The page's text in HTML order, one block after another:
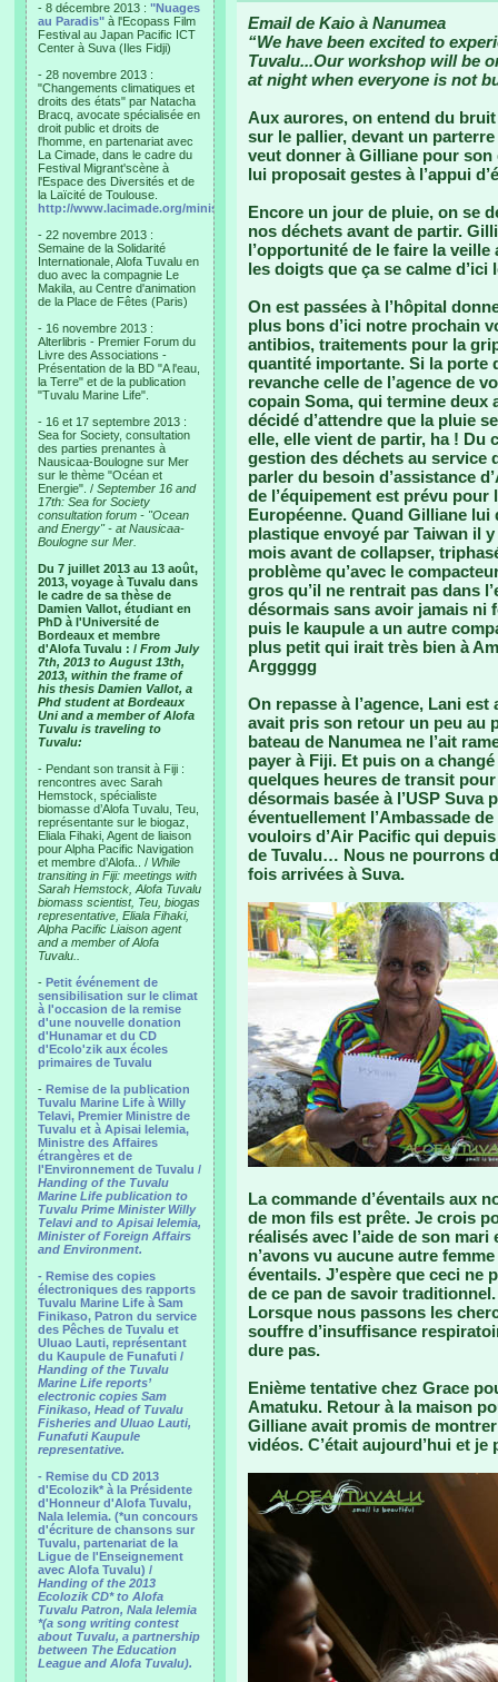
- 8 décembre 2013 : "Nuages
au Paradis" à l'Ecopass Film
Festival au Japan Pacific ICT
Center à Suva (Iles Fidji)
- 28 novembre 2013 :
"Changements climatiques et
droits des états" par Natacha
Bracq, avocate spécialisée en
droit public et droits de
l'homme, en partenariat avec
La Cimade, dans le cadre du
Festival Migrant'scène à
l'Espace des Diversités et de
la Laïcité de Toulouse.
http://www.lacimade.org/minisites/migrantscene
- 22 novembre 2013 :
Semaine de la Solidarité
Internationale, Alofa Tuvalu en
duo avec la compagnie Le
Makila, au Centre d'animation
de la Place de Fêtes (Paris)
- 16 novembre 2013 :
Alterlibris - Premier Forum du
Livre des Associations -
Présentation de la BD "A l'eau,
la Terre" et de la publication
"Tuvalu Marine Life".
- 16 et 17 septembre 2013 :
Sea for Society, consultation
des parties prenantes à
Nausicaa-Boulogne sur Mer
sur le thème "Océan et
Energie". / September 16 and
17th: Sea for Society
consultation forum - "Ocean
and Energy" - at Nausicaa-
Boulogne sur Mer.
Du 7 juillet 2013 au 13 août,
2013, voyage à Tuvalu dans
le cadre de sa thèse de
Damien Vallot, étudiant en
PhD à l'Université de
Bordeaux et membre
d'Alofa Tuvalu : / From July
7th, 2013 to August 13th,
2013, within the frame of
his thesis Damien Vallot, a
Phd student at Bordeaux
Uni and a member of Alofa
Tuvalu is traveling to
Tuvalu:
- Pendant son transit à Fiji :
rencontres avec Sarah
Hemstock, spécialiste
biomasse d’Alofa Tuvalu, Teu,
représentante sur le biogaz,
Eliala Fihaki, Agent de liaison
pour Alpha Pacific Navigation
et membre d’Alofa.. / While
transiting in Fiji: meetings with
Sarah Hemstock, Alofa Tuvalu
biomass scientist, Teu, biogas
representative, Eliala Fihaki,
Alpha Pacific Liaison agent
and a member of Alofa
Tuvalu..
- Petit événement de
sensibilisation sur le climat
à l'occasion de la remise
d'une nouvelle donation
d'Hunamar et du CD
d'Ecolo'zik aux écoles
primaires de Tuvalu
- Remise de la publication
Tuvalu Marine Life à Willy
Telavi, Premier Ministre de
Tuvalu et à Apisai Ielemia,
Ministre des Affaires
étrangères et de
l'Environnement de Tuvalu /
Handing of the Tuvalu
Marine Life publication to
Tuvalu Prime Minister Willy
Telavi and to Apisai Ielemia,
Minister of Foreign Affairs
and Environment.
- Remise des copies
électroniques des rapports
Tuvalu Marine Life à Sam
Finikaso, Patron du service
des Pêches de Tuvalu et
Uluao Lauti, représentant
du Kaupule de Funafuti /
Handing of the Tuvalu
Marine Life reports’
electronic copies Sam
Finikaso, Head of Tuvalu
Fisheries and Uluao Lauti,
Funafuti Kaupule
representative.
- Remise du CD 2013
d'Ecolozik* à la Présidente
d'Honneur d'Alofa Tuvalu,
Nala Ielemia. (*un concours
d'écriture de chansons sur
Tuvalu, partenariat de la
Ligue de l'Enseignement
avec Alofa Tuvalu) /
Handing of the 2013
Ecolozik CD* to Alofa
Tuvalu Patron, Nala Ielemia
*(a song writing contest
about Tuvalu, a partnership
between The Education
League and Alofa Tuvalu).
Email de Kaio à Nanumea
“We have been excited to
Tuvalu...Our workshop will be
at night when everyone is not
Aux aurores, on entend du
sur le pallier, devant un
veut donner à Gilliane pour
lui proposait gestes à l’appui
Encore un jour de pluie, on se
nos déchets avant de partir.
l’opportunité de le faire la
les doigts que ça se calme d’ici
On est passées à l’hôpital
plus bons d’ici notre prochain
antibios, traitements pour la
quantité importante. Si la porte
revanche celle de l’agence de
copain Soma, qui termine deux
décidé d’attendre que la pluie
elle, elle vient de partir, ha ! Du
gestion des déchets au service
parler du besoin d’assistance
de l’équipement est prévu pour
Européenne. Quand Gilliane
plastique envoyé par Taiwan il
mois avant de collapser,
problème qu’avec le
gros qu’il ne rentrait pas dans
désormais sans avoir jamais
puis le kaupule a un autre
plus petit qui irait très bien à
Arggggg
On repasse à l’agence, Lani
avait pris son retour un peu au
bateau de Nanumea ne l’ait
payer à Fiji. Et puis on a
quelques heures de transit
désormais basée à l’USP
éventuellement l’Ambassade
vouloirs d’Air Pacific qui
de Tuvalu… Nous ne pourrons
fois arrivées à Suva.
La commande d’éventails aux
de mon fils est prête. Je crois
réalisés avec l’aide de son
n’avons vu aucune autre
éventails. J’espère que ceci ne
de ce pan de savoir traditionnel.
Lorsque nous passons les
souffre d’insuffisance
dure pas.
Enième tentative chez Grace
Amatuku. Retour à la maison
Gilliane avait promis de
vidéos. C’était aujourd’hui et je